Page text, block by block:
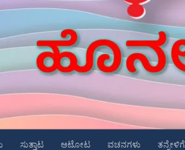
ಸುತ್ತಾಟ ಆಟೋಟ ವಚನಗಳು ತನ್ನೇಳಿಗೆ